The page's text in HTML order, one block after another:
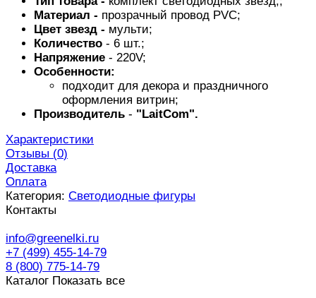
Материал - прозрачный провод PVC;
Цвет звезд - мульти;
Количество - 6 шт.;
Напряжение - 220V;
Особенности:
подходит для декора и праздничного
оформления витрин;
Производитель - "LaitCom".
Характеристики
Отзывы (0)
Доставка
Оплата
Категория: Светодиодные фигуры
Контакты
info@greenelki.ru
+7 (499) 455-14-79
8 (800) 775-14-79
Каталог Показать все